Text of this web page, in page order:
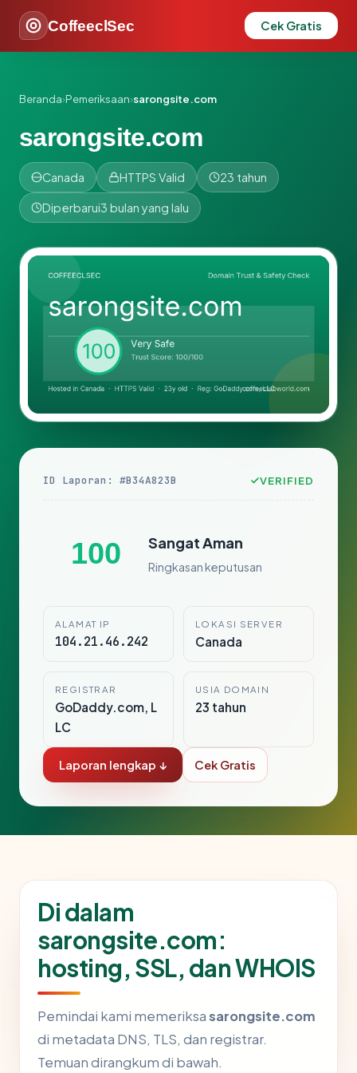
CoffeeclSec Cek Gratis
Beranda›Pemeriksaan›sarongsite.com
sarongsite.com
Canada HTTPS Valid 23 tahun
Diperbarui3 bulan yang lalu
ID Laporan: #B34A823B VERIFIED
100 Sangat Aman
Ringkasan keputusan
ALAMAT IP
104.21.46.242
LOKASI SERVER
Canada
REGISTRAR
GoDaddy.com, L
LC
USIA DOMAIN
23 tahun
Laporan lengkap ↓ Cek Gratis
Di dalam
sarongsite.com:
hosting, SSL, dan WHOIS
Pemindai kami memeriksasarongsite.com
di metadata DNS, TLS, dan registrar.
Temuan dirangkum di bawah.